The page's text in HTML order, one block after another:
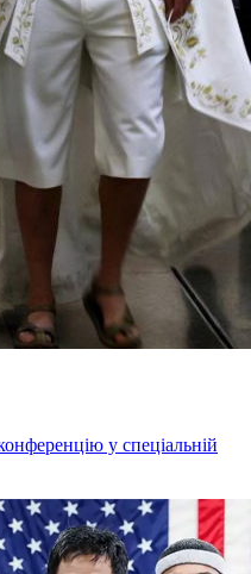
у спеціальній